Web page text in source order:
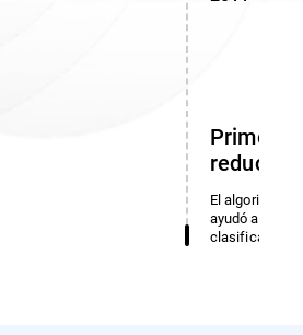
Primer
El algoritmo
ayudó a
clasificadas.